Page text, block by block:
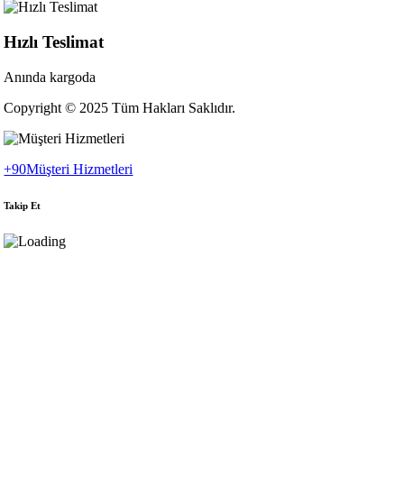
Hızlı Teslimat
Anında kargoda
Copyright © 2025 Tüm Hakları Saklıdır.
+90Müşteri Hizmetleri
Takip Et